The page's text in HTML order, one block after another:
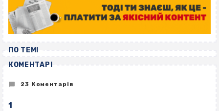
ПО ТЕМІ
КОМЕНТАРІ
23 Коментарів
1